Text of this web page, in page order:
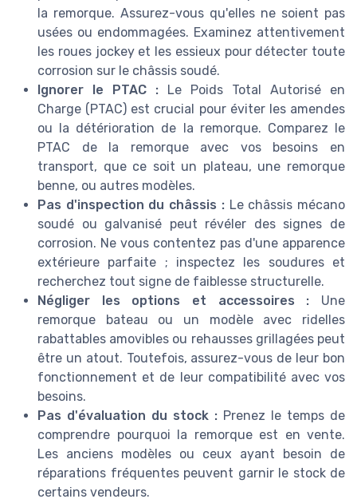
la remorque. Assurez-vous qu'elles ne soient pas
usées ou endommagées. Examinez attentivement
les roues jockey et les essieux pour détecter toute
corrosion sur le châssis soudé.
Ignorer le PTAC : Le Poids Total Autorisé en
Charge (PTAC) est crucial pour éviter les amendes
ou la détérioration de la remorque. Comparez le
PTAC de la remorque avec vos besoins en
transport, que ce soit un plateau, une remorque
benne, ou autres modèles.
Pas d'inspection du châssis :Le châssis mécano
soudé ou galvanisé peut révéler des signes de
corrosion. Ne vous contentez pas d'une apparence
extérieure parfaite ; inspectez les soudures et
recherchez tout signe de faiblesse structurelle.
Négliger les options et accessoires : Une
remorque bateau ou un modèle avec ridelles
rabattables amovibles ou rehausses grillagées peut
être un atout. Toutefois, assurez-vous de leur bon
fonctionnement et de leur compatibilité avec vos
besoins.
Pas d'évaluation du stock : Prenez le temps de
comprendre pourquoi la remorque est en vente.
Les anciens modèles ou ceux ayant besoin de
réparations fréquentes peuvent garnir le stock de
certains vendeurs.